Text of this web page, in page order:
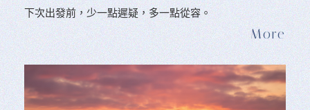
下次出發前，少一點遲疑，多一點從容。